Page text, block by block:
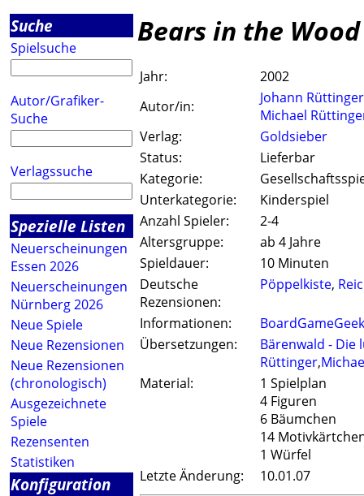
Suche
Spielsuche
Autor/Grafiker-
Suche
Verlagssuche
Spezielle Listen
Neuerscheinungen
Essen 2026
Neuerscheinungen
Nürnberg 2026
Neue Spiele
Neue Rezensionen
Neue Rezensionen
(chronologisch)
Ausgezeichnete
Spiele
Rezensenten
Statistiken
Konfiguration
Bears in the Wood
Jahr:
2002
Autor/in:
Johann Rüttinger
Michael
Verlag:
Goldsieber
Status:
Lieferbar
Kategorie:
Unterkategorie:
Kinderspiel
Anzahl Spieler:
2-4
Altersgruppe:
ab 4 Jahre
Spieldauer:
10 Minuten
Deutsche
Rezensionen:
Pöppelkiste,
Informationen:
Übersetzungen:
Bärenwald - Die
Rüttinger,
Material:
1 Spielplan
4 Figuren
6 Bäumchen
14
1 Würfel
Letzte Änderung:
10.01.07